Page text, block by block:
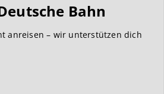
Bahn
anreisen – wir unterstützen dich